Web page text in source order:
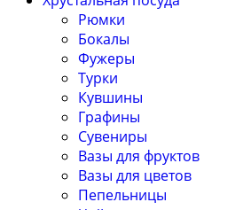
Рюмки
Бокалы
Фужеры
Турки
Кувшины
Графины
Сувениры
Вазы для фруктов
Вазы для цветов
Пепельницы